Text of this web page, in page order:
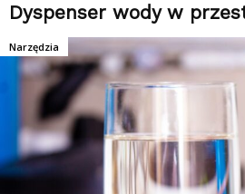
Dyspenser wody w
Narzędzia